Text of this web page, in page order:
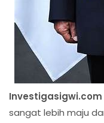
sangat lebih maju